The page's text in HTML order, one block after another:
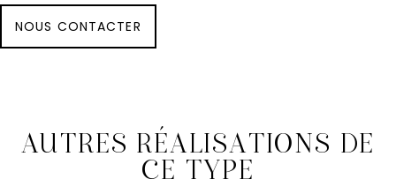
NOUS CONTACTER
AUTRES RÉALISATIONS DE
CE TYPE